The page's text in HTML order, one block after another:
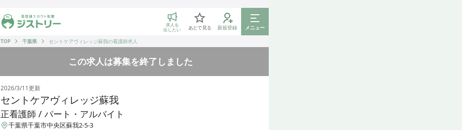
ジストリー 看護師の転職マッチング
求人を
出したい あとで見る 新規登録
メニュー
TOP
千葉県 セントケアヴィレッジ蘇我の看護師求人
この求人は募集を終了しました
2026/3/11更新
セントケアヴィレッジ蘇我
正看護師 / パート・アルバイト
千葉県千葉市中央区蘇我2-5-3